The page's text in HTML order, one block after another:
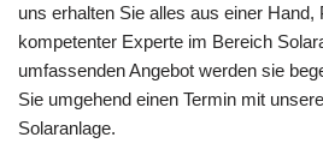
uns erhalten Sie alles aus einer Hand,
kompetenter Experte im Bereich
umfassenden Angebot werden sie
Sie umgehend einen Termin mit
Solaranlage.